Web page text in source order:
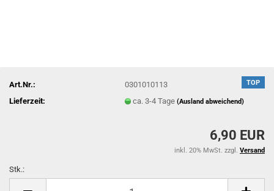
TOP
Art.Nr.:
0301010113
Lieferzeit:
ca. 3-4 Tage(Ausland abweichend)
6,90 EUR
inkl. 20% MwSt. zzgl. Versand
Stk.: